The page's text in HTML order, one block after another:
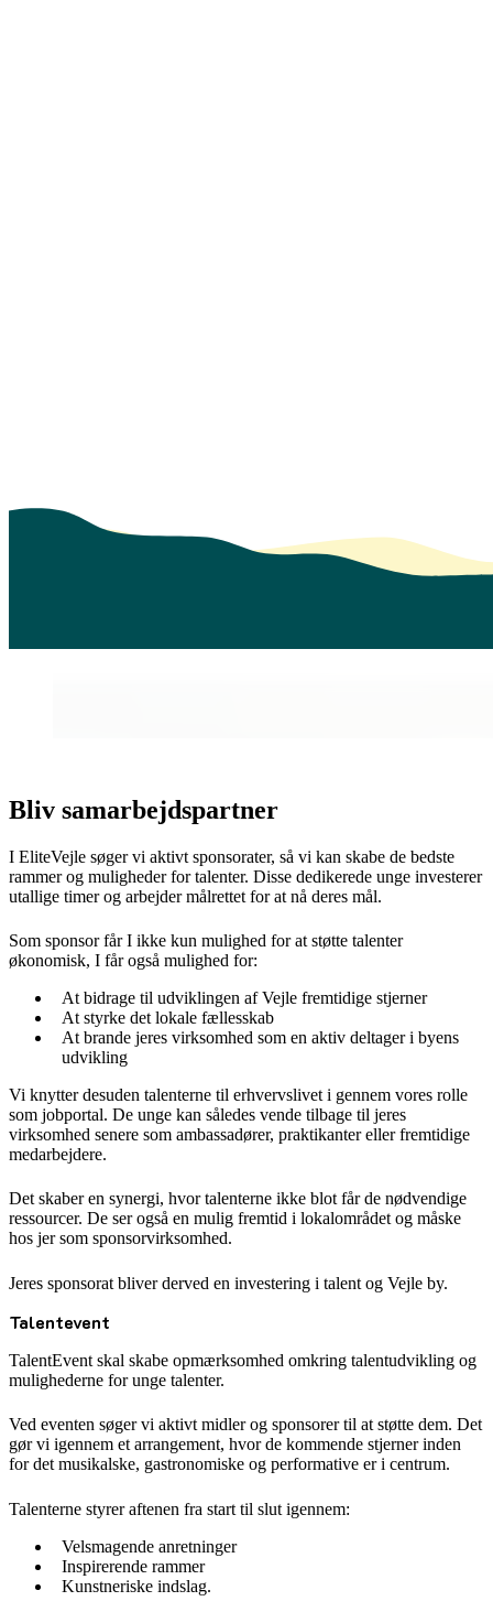
Bliv samarbejdspartner
I EliteVejle søger vi aktivt sponsorater, så vi kan skabe de bedste
rammer og muligheder for talenter. Disse dedikerede unge investerer
utallige timer og arbejder målrettet for at nå deres mål.
Som sponsor får I ikke kun mulighed for at støtte talenter
økonomisk, I får også mulighed for:
At bidrage til udviklingen af Vejle fremtidige stjerner
At styrke det lokale fællesskab
At brande jeres virksomhed som en aktiv deltager i byens
udvikling
Vi knytter desuden talenterne til erhvervslivet i gennem vores rolle
som jobportal. De unge kan således vende tilbage til jeres
virksomhed senere som ambassadører, praktikanter eller fremtidige
medarbejdere.
Det skaber en synergi, hvor talenterne ikke blot får de nødvendige
ressourcer. De ser også en mulig fremtid i lokalområdet og måske
hos jer som sponsorvirksomhed.
Jeres sponsorat bliver derved en investering i talent og Vejle by.
Talentevent
TalentEvent skal skabe opmærksomhed omkring talentudvikling og
mulighederne for unge talenter.
Ved eventen søger vi aktivt midler og sponsorer til at støtte dem. Det
gør vi igennem et arrangement, hvor de kommende stjerner inden
for det musikalske, gastronomiske og performative er i centrum.
Talenterne styrer aftenen fra start til slut igennem:
Velsmagende anretninger
Inspirerende rammer
Kunstneriske indslag.